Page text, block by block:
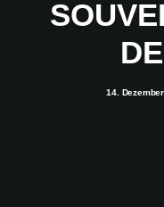
VFL
14. Dezember